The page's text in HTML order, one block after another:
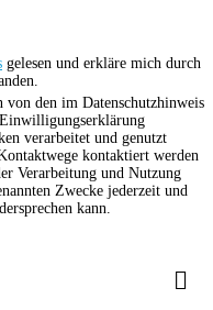
gelesen und erkläre mich durch
den im Datenschutzhinweis
verarbeitet und genutzt
kontaktiert werden
Verarbeitung und Nutzung
Zwecke jederzeit und
kann.